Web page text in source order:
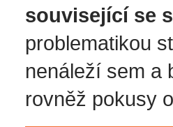
související se
problematikou
nenáleží sem a
rovněž pokusy